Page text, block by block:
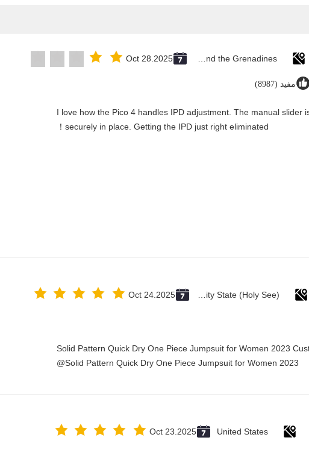
Oct 28.2025
مفيد (8987)
"I love how the Pico 4 handles IPD adjustment. The manual slider
securely in place. Getting the IPD just right eliminated！
Oct 24.2025
Solid Pattern Quick Dry One Piece Jumpsuit for Women 2023
Solid Pattern Quick Dry One Piece Jumpsuit for Women 2023@
United States
Oct 23.2025